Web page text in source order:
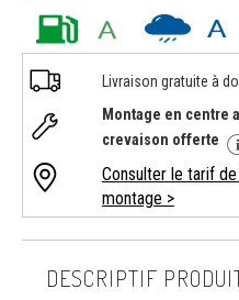
Livraison gratuite à
Montage en centre
crevaison offerte
Consulter le tarif
montage >
DESCRIPTIF